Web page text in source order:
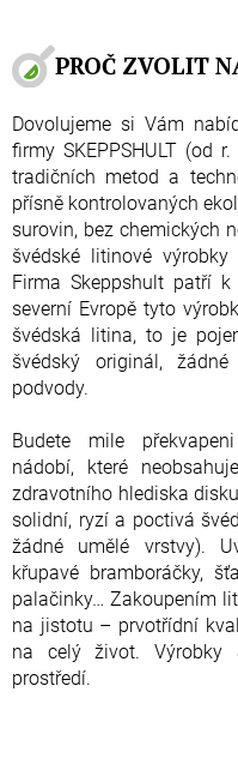
PROČ ZVOLIT
Dovolujeme si Vám
firmy SKEPPSHULT (od
tradičních metod a
přísně kontrolovaných
surovin, bez chemických
švédské litinové výrobky
Firma Skeppshult patří
severní Evropě tyto
švédská litina, to je
švédský originál,
podvody.
Budete mile
nádobí, které
zdravotního hlediska
solidní, ryzí a poctivá
žádné umělé vrstvy).
křupavé bramboráčky,
palačinky… Zakoupením
na jistotu – prvotřídní
na celý život. Výrobky
prostředí.